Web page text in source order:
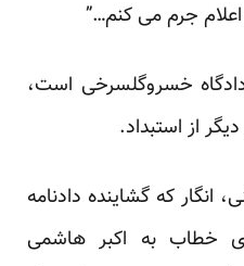
جرم می کنم…”
خسروگلسرخی است،
از استبداد.
که گشاینده دادنامه
خطاب به اکبر هاشمی